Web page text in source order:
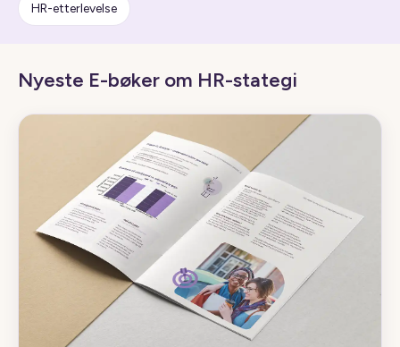
HR-etterlevelse
Nyeste E-bøker om HR-stategi